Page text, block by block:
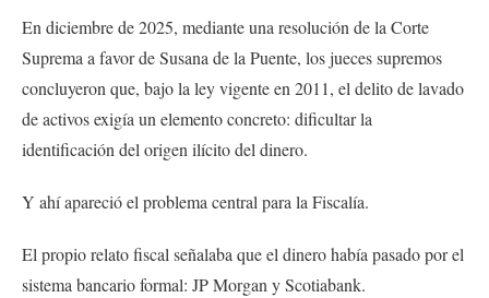
En diciembre de 2025, mediante una resolución de la Corte
Suprema a favor de Susana de la Puente, los jueces supremos
concluyeron que, bajo la ley vigente en 2011, el delito de lavado
de activos exigía un elemento concreto: dificultar la
identificación del origen ilícito del dinero.
Y ahí apareció el problema central para la Fiscalía.
El propio relato fiscal señalaba que el dinero había pasado por el
sistema bancario formal: JP Morgan y Scotiabank.